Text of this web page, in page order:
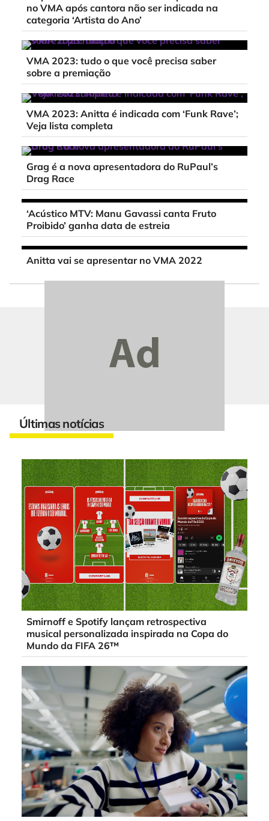
no VMA após cantora não ser indicada na
categoria ‘Artista do Ano’
VMA 2023: tudo o que você precisa saber
sobre a premiação
VMA 2023: Anitta é indicada com ‘Funk Rave’;
Veja lista completa
Grag é a nova apresentadora do RuPaul’s
Drag Race
‘Acústico MTV: Manu Gavassi canta Fruto
Proibido’ ganha data de estreia
Anitta vai se apresentar no VMA 2022
Últimas notícias
Smirnoff e Spotify lançam retrospectiva
musical personalizada inspirada na Copa do
Mundo da FIFA 26™